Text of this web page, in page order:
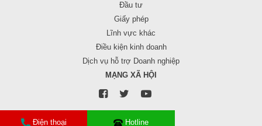
Điện thoại Hotline
Đầu tư
Giấy phép
Lĩnh vực khác
Điều kiện kinh doanh
Dịch vụ hỗ trợ Doanh nghiệp
MẠNG XÃ HỘI